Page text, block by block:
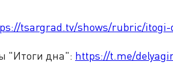
tsargrad.tv/shows/rubric/
"Итоги дна": https://t.me/